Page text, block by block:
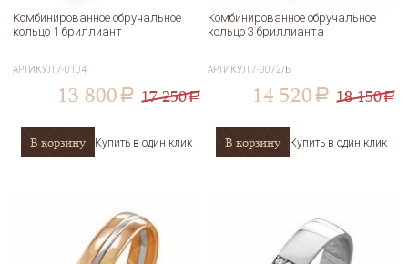
Комбинированное обручальное
кольцо 1 бриллиант
АРТИКУЛ7-0104
13 800 a 17 250a
В корзину Купить в один клик
Комбинированное обручальное
кольцо 3 бриллианта
АРТИКУЛ7-0072/Б
14 520 a 18 150a
В корзину Купить в один клик